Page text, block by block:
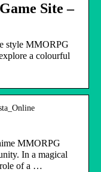
Site –
style MMORPG
a colourful
MMORPG
In a magical
role of a …